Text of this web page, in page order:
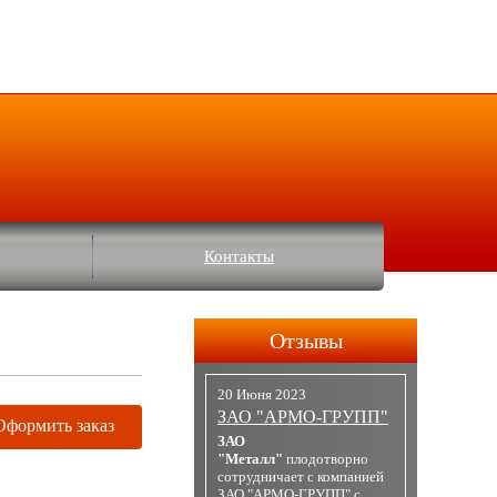
Контакты
заказ
Отзывы
20 Июня 2023
ЗАО "АРМО-ГРУПП"
ЗАО
"Металл" плодотворно
сотрудничает с компанией